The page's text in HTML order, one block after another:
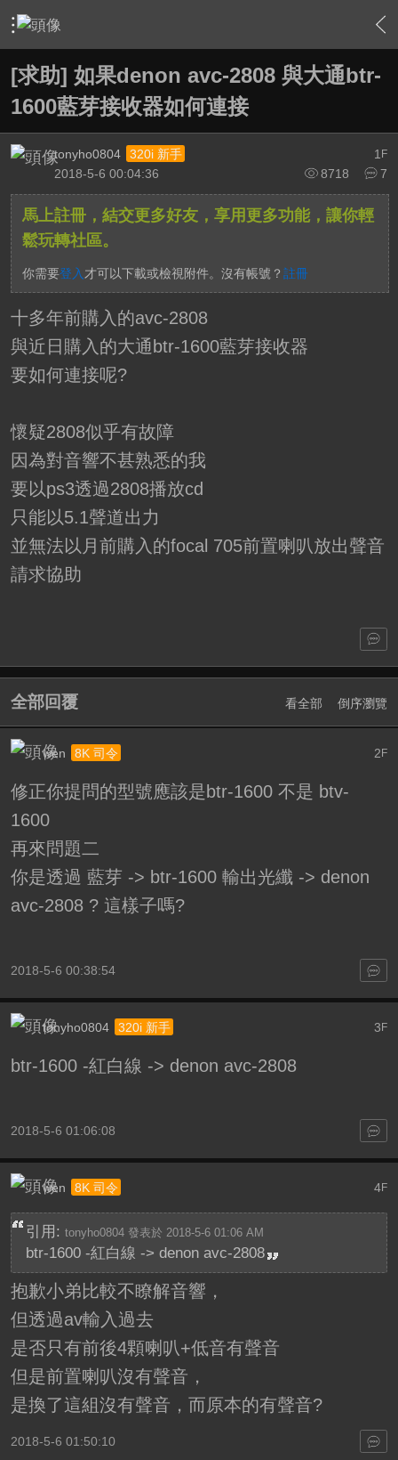
› 家庭劇院 › 擴大機討論區 › 內容
[求助] 如果denon avc-2808 與大通btr-
1600藍芽接收器如何連接
1 F
tonyho0804
320i 新手
8718
7
2018-5-6 00:04:36
馬上註冊，結交更多好友，享用更多功能，讓你輕
鬆玩轉社區。
你需要登入 才可以下載或檢視附件。沒有帳號？ 註冊
十多年前購入的avc-2808
與近日購入的大通btr-1600藍芽接收器
要如何連接呢?
懷疑2808似乎有故障
因為對音響不甚熟悉的我
要以ps3透過2808播放cd
只能以5.1聲道出力
並無法以月前購入的focal 705前置喇叭放出聲音
請求協助
全部回覆 看全部 倒序瀏覽
2F
wen 8K 司令
修正你提問的型號應該是btr-1600 不是 btv-
1600
再來問題二
你是透過 藍芽 -> btr-1600 輸出光纖 -> denon
avc-2808 ? 這樣子嗎?
2018-5-6 00:38:54
3F
tonyho0804 320i 新手
btr-1600 -紅白線 -> denon avc-2808
2018-5-6 01:06:08
4F
wen 8K 司令
引用: tonyho0804 發表於 2018-5-6 01:06 AM
btr-1600 -紅白線 -> denon avc-2808
抱歉小弟比較不瞭解音響，
但透過av輸入過去
是否只有前後4顆喇叭+低音有聲音
但是前置喇叭沒有聲音，
是換了這組沒有聲音，而原本的有聲音?
2018-5-6 01:50:10